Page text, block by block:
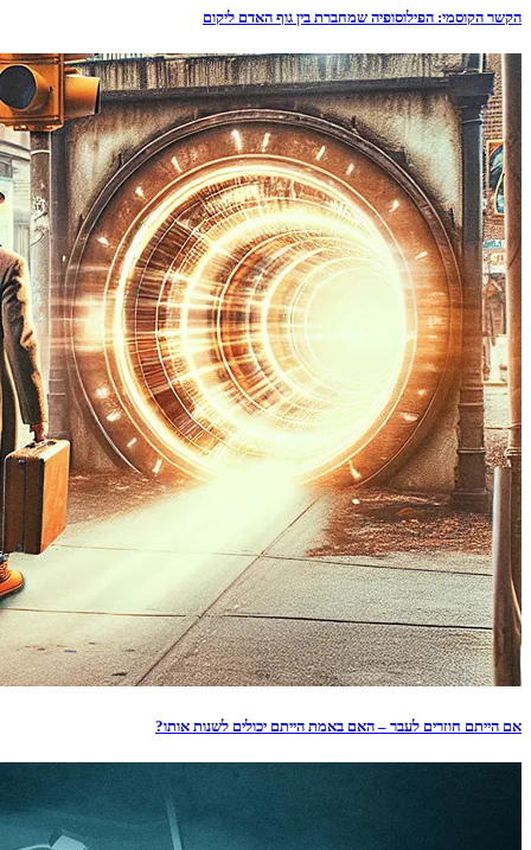
הקשר הקוסמי: הפילוסופיה שמחברת בין גוף האדם ליקום
אם הייתם חוזרים לעבר – האם באמת הייתם יכולים לשנות אותו?